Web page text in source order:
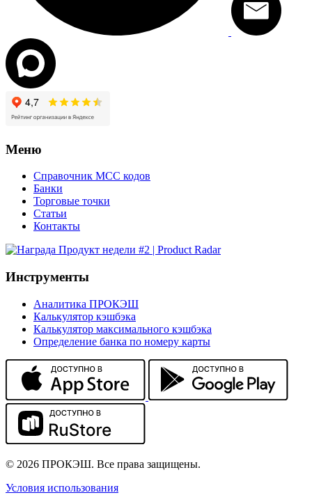
Меню
Справочник MCC кодов
Банки
Торговые точки
Статьи
Контакты
Инструменты
Аналитика ПРОКЭШ
Калькулятор кэшбэка
Калькулятор максимального кэшбэка
Определение банка по номеру карты
© 2026 ПРОКЭШ. Все права защищены.
Условия использования